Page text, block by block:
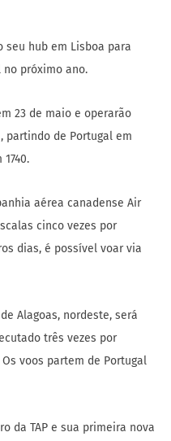
seu hub em Lisboa para
no próximo ano.
23 de maio e operarão
partindo de Portugal em
aérea canadense Air
cinco vezes por
dias, é possível voar via
Alagoas, nordeste, será
três vezes por
voos partem de Portugal
da TAP e sua primeira nova